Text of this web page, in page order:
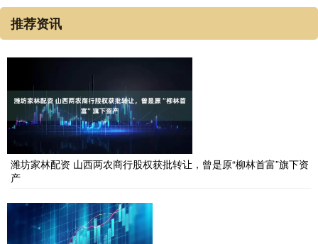
推荐资讯
潍坊家林配资 山西两农商行股权获批转让，曾是原“柳林首富”旗下资
产